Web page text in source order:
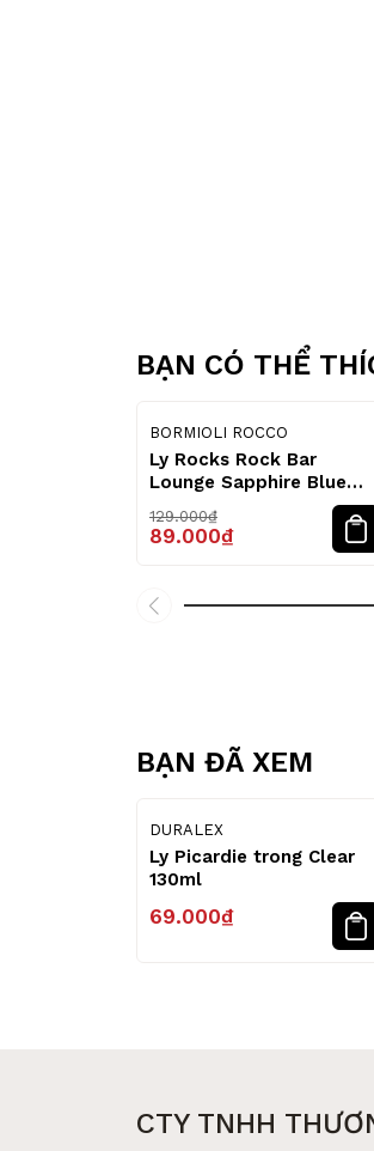
BẠN CÓ THỂ
BORMIOLI ROCCO
Ly Rocks Rock Bar
Lounge Sapphire Blue
270ml – Bormioli Rocco
129.000₫
89.000₫
BẠN ĐÃ XEM
DURALEX
Ly Picardie trong Clear
130ml
69.000₫
CTY TNHH